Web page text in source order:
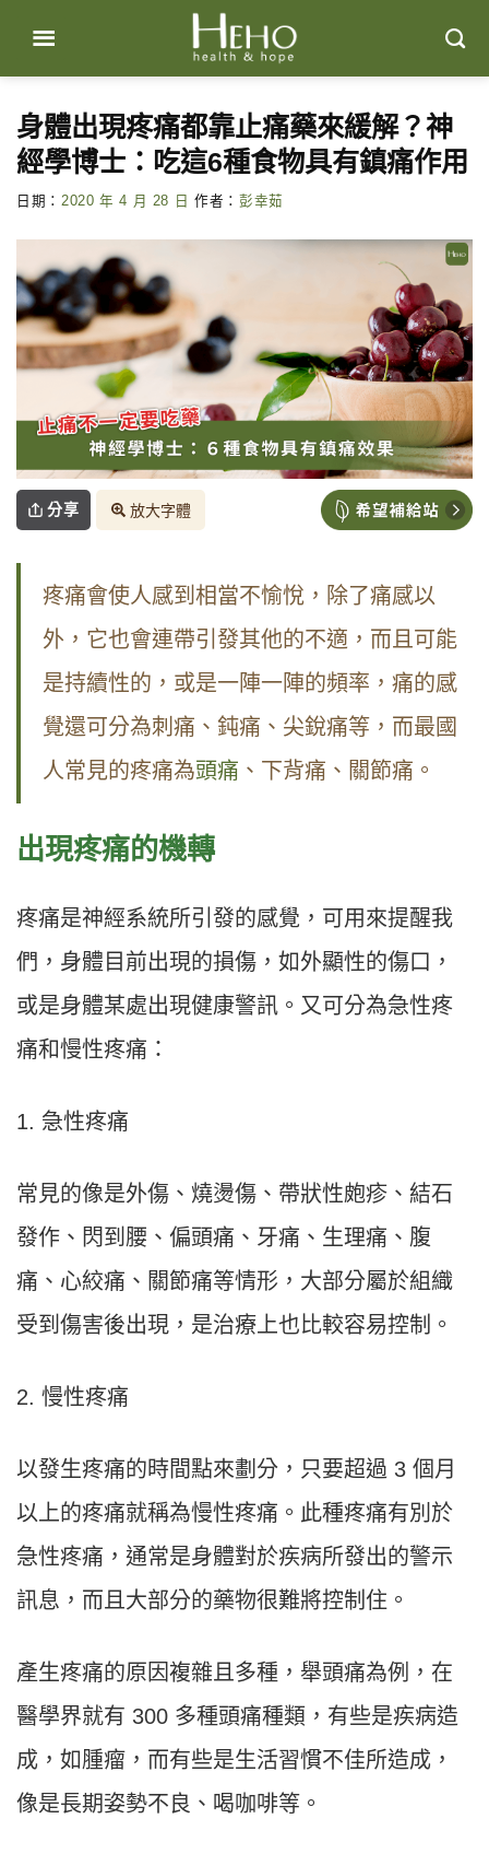
content
身體出現疼痛都靠止痛藥來緩解？神
經學博士：吃這6種食物具有鎮痛作用
日期： 2020 年 4 月 28 日 作者： 彭幸茹
分享 放大字體
疼痛會使人感到相當不愉悅，除了痛感以
外，它也會連帶引發其他的不適，而且可能
是持續性的，或是一陣一陣的頻率，痛的感
覺還可分為刺痛、鈍痛、尖銳痛等，而最國
人常見的疼痛為頭痛 、下背痛、關節痛。
出現疼痛的機轉
疼痛是神經系統所引發的感覺，可用來提醒我
們，身體目前出現的損傷，如外顯性的傷口，
或是身體某處出現健康警訊。又可分為急性疼
痛和慢性疼痛：
1. 急性疼痛
常見的像是外傷、燒燙傷、帶狀性皰疹、結石
發作、閃到腰、偏頭痛、牙痛、生理痛、腹
痛、心絞痛、關節痛等情形，大部分屬於組織
受到傷害後出現，是治療上也比較容易控制。
2. 慢性疼痛
以發生疼痛的時間點來劃分，只要超過 3 個月
以上的疼痛就稱為慢性疼痛。此種疼痛有別於
急性疼痛，通常是身體對於疾病所發出的警示
訊息，而且大部分的藥物很難將控制住。
產生疼痛的原因複雜且多種，舉頭痛為例，在
醫學界就有 300 多種頭痛種類，有些是疾病造
成，如腫瘤，而有些是生活習慣不佳所造成，
像是長期姿勢不良、喝咖啡等。